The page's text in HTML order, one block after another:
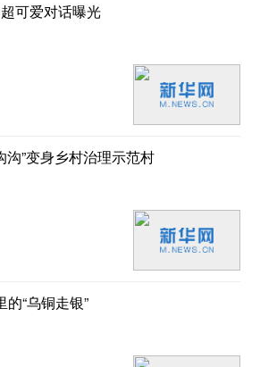
可爱对话曝光
沟”变身乡村治理示范村
“乌铜走银”